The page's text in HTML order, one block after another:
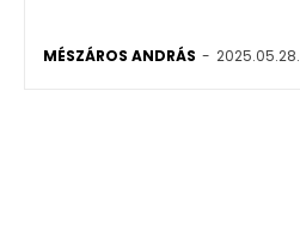
MÉSZÁROS ANDRÁS - 2025.05.28.